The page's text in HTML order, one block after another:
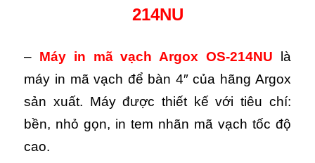
214NU
– Máy in mã vạch Argox OS-214NU là
máy in mã vạch để bàn 4″ của hãng Argox
sản xuất. Máy được thiết kế với tiêu chí:
bền, nhỏ gọn, in tem nhãn mã vạch tốc độ
cao.